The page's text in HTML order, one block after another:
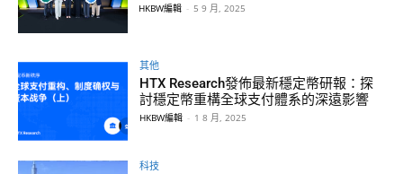
HKBW編輯 - 5 9 月, 2025
其他
HTX Research發佈最新穩定幣研報：探
討穩定幣重構全球支付體系的深遠影響
HKBW編輯 - 1 8 月, 2025
科技